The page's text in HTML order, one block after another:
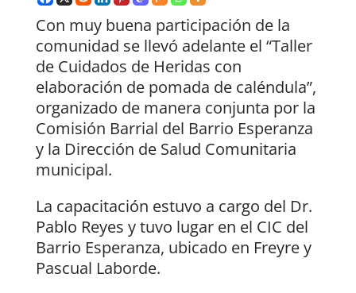
Con muy buena participación de la
comunidad se llevó adelante el “Taller
de Cuidados de Heridas con
elaboración de pomada de caléndula”,
organizado de manera conjunta por la
Comisión Barrial del Barrio Esperanza
y la Dirección de Salud Comunitaria
municipal.
La capacitación estuvo a cargo del Dr.
Pablo Reyes y tuvo lugar en el CIC del
Barrio Esperanza, ubicado en Freyre y
Pascual Laborde.